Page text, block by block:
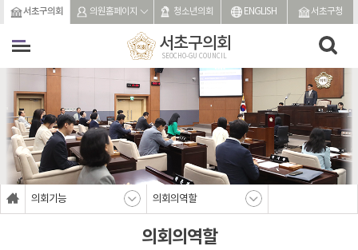
본문바로가기
서초구의회 의원홈페이지 청소년의회 ENGLISH 서초구청
서초구의회
SEOCHO-GU COUNCIL
의회기능 의회의역할
의회의역할